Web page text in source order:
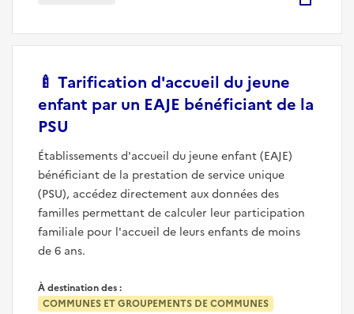
🍼 Tarification d'accueil du jeune
enfant par un EAJE bénéficiant de la
PSU
Établissements d'accueil du jeune enfant (EAJE)
bénéficiant de la prestation de service unique
(PSU), accédez directement aux données des
familles permettant de calculer leur participation
familiale pour l'accueil de leurs enfants de moins
de 6 ans.
À destination des :
COMMUNES ET GROUPEMENTS DE COMMUNES